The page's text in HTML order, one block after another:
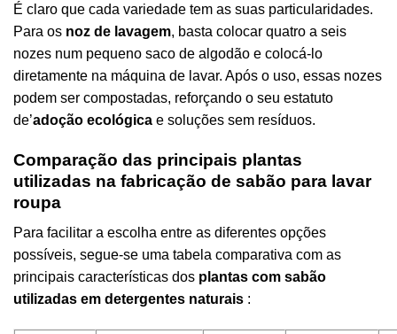
É claro que cada variedade tem as suas particularidades.
Para os noz de lavagem, basta colocar quatro a seis
nozes num pequeno saco de algodão e colocá-lo
diretamente na máquina de lavar. Após o uso, essas nozes
podem ser compostadas, reforçando o seu estatuto
de’adoção ecológica e soluções sem resíduos.
Comparação das principais plantas
utilizadas na fabricação de sabão para lavar
roupa
Para facilitar a escolha entre as diferentes opções
possíveis, segue-se uma tabela comparativa com as
principais características dos plantas com sabão
utilizadas em detergentes naturais :